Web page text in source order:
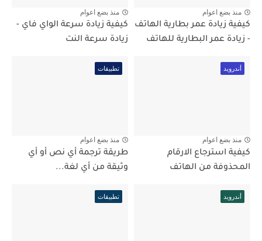
منذ بضع اعوام
كيفية زيادة عمر بطارية الهاتف
- زيادة عمر البطارية للهاتف
منذ بضع اعوام
كيفية زيادة سرعة الواي فاي -
زيادة سرعة النت
أندرويد
منذ بضع اعوام
كيفية استرجاع الارقام
المحذوفة من الهاتف
تطبيقات
منذ بضع اعوام
طريقة ترجمة أي نص أو أي
وثيقة من أي لغة...
أندرويد تطبيقات